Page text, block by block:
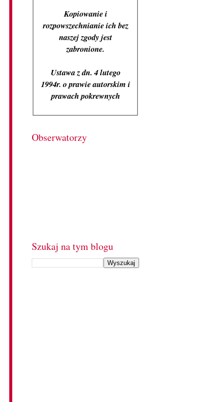
Kopiowanie i
rozpowszechnianie ich bez
naszej zgody jest
zabronione.
Ustawa z dn. 4 lutego
1994r. o prawie autorskim i
prawach pokrewnych
Obserwatorzy
Szukaj na tym blogu